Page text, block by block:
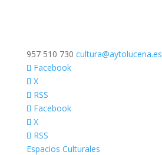
957 510 730 cultura@aytolucena.es
Facebook
X
RSS
Facebook
X
RSS
Espacios Culturales